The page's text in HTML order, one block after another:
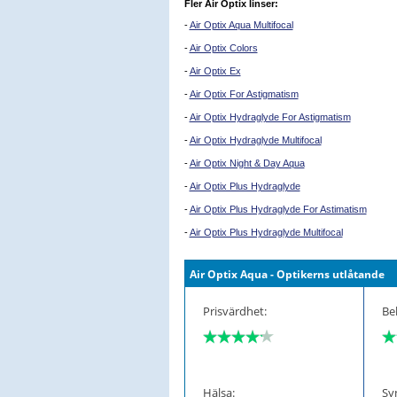
Fler Air Optix linser:
-Air Optix Aqua Multifocal
-Air Optix Colors
-Air Optix Ex
-Air Optix For Astigmatism
-Air Optix Hydraglyde For Astigmatism
-Air Optix Hydraglyde Multifocal
-Air Optix Night & Day Aqua
-Air Optix Plus Hydraglyde
-Air Optix Plus Hydraglyde For Astimatism
-Air Optix Plus Hydraglyde Multifocal
Air Optix Aqua - Optikerns utlåtande
Prisvärdhet:
Hälsa: